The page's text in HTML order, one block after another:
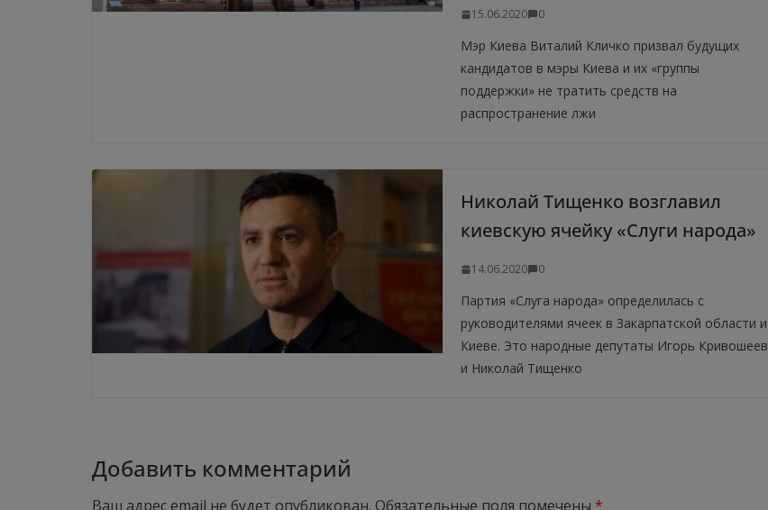
15.06.2020 0
Мэр Киева Виталий Кличко призвал будущих
кандидатов в мэры Киева и их «группы
поддержки» не тратить средств на
распространение лжи
Николай Тищенко возглавил
киевскую ячейку «Слуги народа»
14.06.2020 0
Партия «Слуга народа» определилась с
руководителями ячеек в Закарпатской области и
Киеве. Это народные депутаты Игорь Кривошеев
и Николай Тищенко
Добавить комментарий
Ваш адрес email не будет опубликован. Обязательные поля помечены *